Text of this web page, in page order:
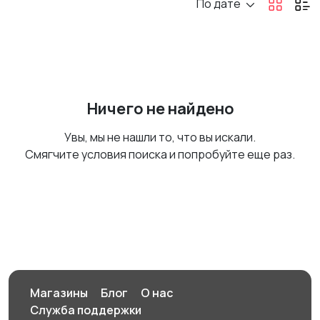
По дате
Ничего не найдено
Увы, мы не нашли то, что вы искали.
Смягчите условия поиска и попробуйте еще раз.
Магазины Блог
О нас
Служба поддержки